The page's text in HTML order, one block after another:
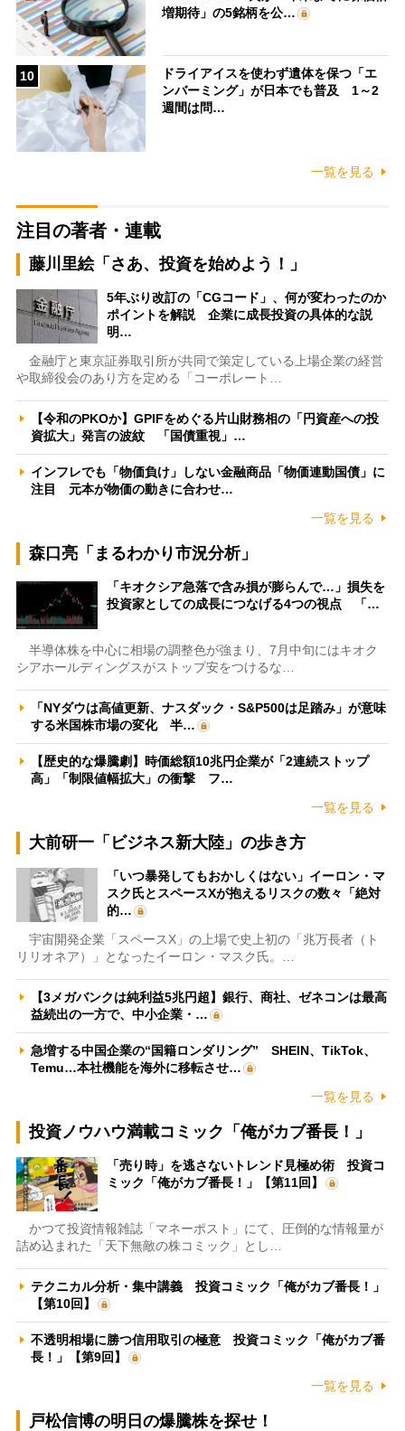
増期待」の5銘柄を公…
10
ドライアイスを使わず遺体を保つ「エ
ンバーミング」が日本でも普及 1～2
週間は問…
一覧を見る
注目の著者・連載
藤川里絵「さあ、投資を始めよう！」
5年ぶり改訂の「CGコード」、何が変わったのか
ポイントを解説 企業に成長投資の具体的な説
明…
金融庁と東京証券取引所が共同で策定している上場企業の経営
や取締役会のあり方を定める「コーポレート…
【令和のPKOか】GPIFをめぐる片山財務相の「円資産への投
資拡大」発言の波紋 「国債重視」…
インフレでも「物価負け」しない金融商品「物価連動国債」に
注目 元本が物価の動きに合わせ…
一覧を見る
森口亮「まるわかり市況分析」
「キオクシア急落で含み損が膨らんで…」損失を
投資家としての成長につなげる4つの視点 「…
半導体株を中心に相場の調整色が強まり、7月中旬にはキオク
シアホールディングスがストップ安をつけるな…
「NYダウは高値更新、ナスダック・S&P500は足踏み」が意味
する米国株市場の変化 半…
【歴史的な爆騰劇】時価総額10兆円企業が「2連続ストップ
高」「制限値幅拡大」の衝撃 フ…
一覧を見る
大前研一「ビジネス新大陸」の歩き方
「いつ暴発してもおかしくはない」イーロン・マ
スク氏とスペースXが抱えるリスクの数々「絶対
的…
宇宙開発企業「スペースX」の上場で史上初の「兆万長者（ト
リリオネア）」となったイーロン・マスク氏。…
【3メガバンクは純利益5兆円超】銀行、商社、ゼネコンは最高
益続出の一方で、中小企業・…
急増する中国企業の“国籍ロンダリング” SHEIN、TikTok、
Temu…本社機能を海外に移転させ…
一覧を見る
投資ノウハウ満載コミック「俺がカブ番長！」
「売り時」を逃さないトレンド見極め術 投資コ
ミック「俺がカブ番長！」【第11回】
かつて投資情報雑誌「マネーポスト」にて、圧倒的な情報量が
詰め込まれた「天下無敵の株コミック」とし…
テクニカル分析・集中講義 投資コミック「俺がカブ番長！」
【第10回】
不透明相場に勝つ信用取引の極意 投資コミック「俺がカブ番
長！」【第9回】
一覧を見る
戸松信博の明日の爆騰株を探せ！